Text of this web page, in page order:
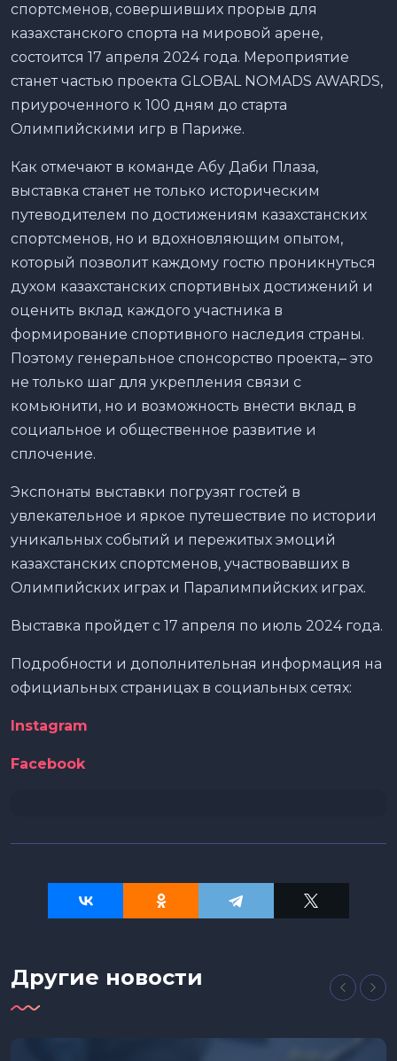
спортсменов, совершивших прорыв для
казахстанского спорта на мировой арене,
состоится 17 апреля 2024 года. Мероприятие
станет частью проекта GLOBAL NOMADS AWARDS,
приуроченного к 100 дням до старта
Олимпийскими игр в Париже.
Как отмечают в команде Абу Даби Плаза,
выставка станет не только историческим
путеводителем по достижениям казахстанских
спортсменов, но и вдохновляющим опытом,
который позволит каждому гостю проникнуться
духом казахстанских спортивных достижений и
оценить вклад каждого участника в
формирование спортивного наследия страны.
Поэтому генеральное спонсорство проекта,– это
не только шаг для укрепления связи с
комьюнити, но и возможность внести вклад в
социальное и общественное развитие и
сплочение.
Экспонаты выставки погрузят гостей в
увлекательное и яркое путешествие по истории
уникальных событий и пережитых эмоций
казахстанских спортсменов, участвовавших в
Олимпийских играх и Паралимпийских играх.
Выставка пройдет с 17 апреля по июль 2024 года.
Подробности и дополнительная информация на
официальных страницах в социальных сетях:
Instagram
Facebook
Другие новости